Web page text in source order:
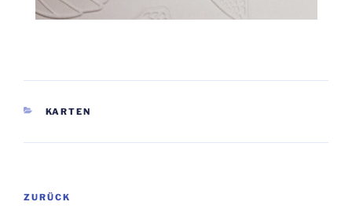
KATEGORIEN
KARTEN
Beitragsnavigation
Vorheriger
ZURÜCK